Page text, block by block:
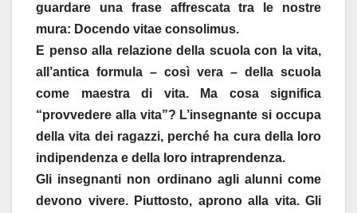
guardare una frase affrescata tra le nostre
mura: Docendo vitae consolimus.
E penso alla relazione della scuola con la vita,
all’antica formula – così vera – della scuola
come maestra di vita. Ma cosa significa
“provvedere alla vita”? L’insegnante si occupa
della vita dei ragazzi, perché ha cura della loro
indipendenza e della loro intraprendenza.
Gli insegnanti non ordinano agli alunni come
devono vivere. Piuttosto, aprono alla vita. Gli